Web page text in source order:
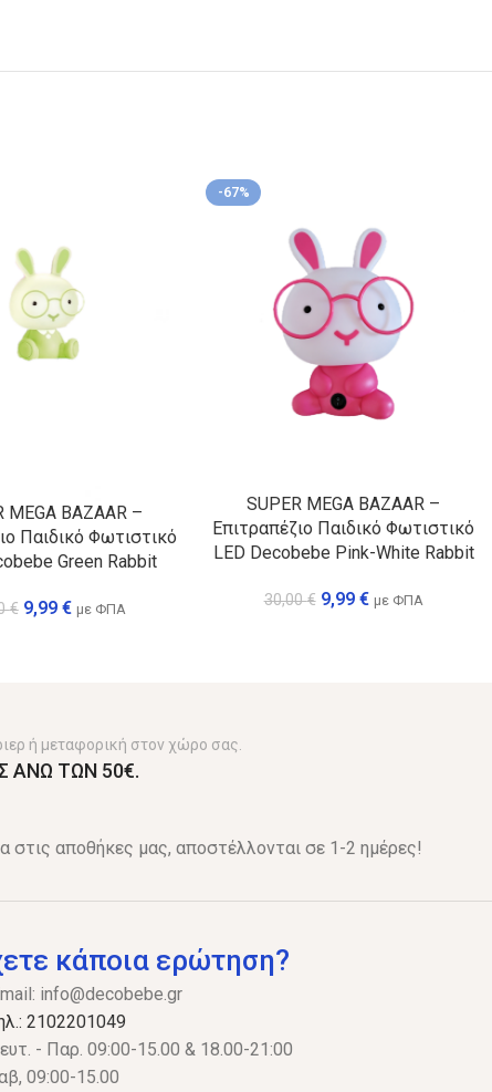
MEGA BAZAAR –
Παιδικό Φωτιστικό
Green Rabbit
€ 9,99 € με ΦΠΑ
-67%
SUPER MEGA BAZAAR –
Επιτραπέζιο Παιδικό Φωτιστικό
LED Decobebe Pink-White Rabbit
30,00€ 9,99 € με ΦΠΑ
ή μεταφορική στον χώρο σας.
ΑΝΩ ΤΩΝ 50€.
στις αποθήκες μας, αποστέλλονται σε 1-2 ημέρες!
κάποια ερώτηση?
info@decobebe.gr
2102201049
- Παρ. 09:00-15.00 & 18.00-21:00
09:00-15.00